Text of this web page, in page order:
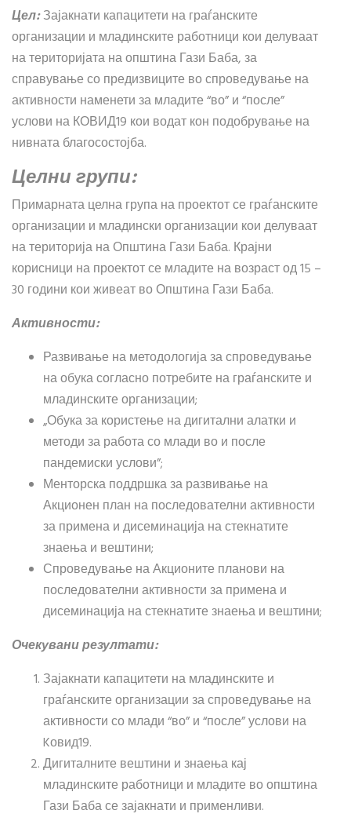
Цел:Зајакнати капацитети на граѓанските
организации и младинските работници кои делуваат
на територијата на општина Гази Баба, за
справување со предизвиците во спроведување на
активности наменети за младите “во” и “после”
услови на КОВИД19 кои водат кон подобрување на
нивната благосостојба.
Целни групи:
Примарната целна група на проектот се граѓанските
организации и младински организации кои делуваат
на територија на Општина Гази Баба. Крајни
корисници на проектот се младите на возраст од 15 –
30 години кои живеат во Општина Гази Баба.
Активности:
Развивање на методологија за спроведување
на обука согласно потребите на граѓанските и
младинските организации;
„Обука за користење на дигитални алатки и
методи за работа со млади во и после
пандемиски услови”;
Менторска поддршка за развивање на
Акционен план на последователни активности
за примена и дисеминација на стекнатите
знаења и вештини;
Спроведување на Акционите планови на
последователни активности за примена и
дисеминација на стекнатите знаења и вештини;
Очекувани резултати:
Зајакнати капацитети на младинските и
граѓанските организации за спроведување на
активности со млади “во” и “после” услови на
Kовид19.
Дигиталните вештини и знаења кај
младинските работници и младите во општина
Гази Баба се зајакнати и применливи.